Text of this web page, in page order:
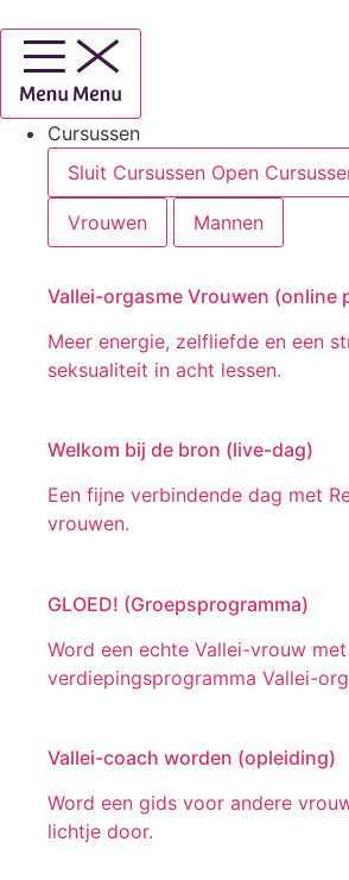
naar
inhoud
Cursussen
Sluit Cursussen Open
Vrouwen Mannen
Vallei-orgasme Vrouwen (online
Meer energie, zelfliefde en een
seksualiteit in acht lessen.
Welkom bij de bron (live-dag)
Een fijne verbindende dag met
vrouwen.
GLOED! (Groepsprogramma)
Word een echte Vallei-vrouw
verdiepingsprogramma Vallei-
Vallei-coach worden (opleiding)
Word een gids voor andere
lichtje door.